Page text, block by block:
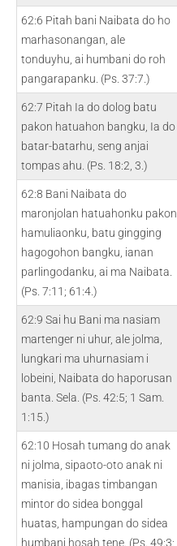
62:6 Pitah bani Naibata do ho
marhasonangan, ale
tonduyhu, ai humbani do roh
pangarapanku. (Ps. 37:7.)
62:7 Pitah Ia do dolog batu
pakon hatuahon bangku, Ia do
batar-batarhu, seng anjai
tompas ahu. (Ps. 18:2, 3.)
62:8 Bani Naibata do
maronjolan hatuahonku pakon
hamuliaonku, batu gingging
hagogohon bangku, ianan
parlingodanku, ai ma Naibata.
(Ps. 7:11; 61:4.)
62:9 Sai hu Bani ma nasiam
martenger ni uhur, ale jolma,
lungkari ma uhurnasiam i
lobeini, Naibata do haporusan
banta. Sela. (Ps. 42:5; 1 Sam.
1:15.)
62:10 Hosah tumang do anak
ni jolma, sipaoto-oto anak ni
manisia, ibagas timbangan
mintor do sidea bonggal
huatas, hampungan do sidea
humbani hosah tene. (Ps. 49:3;